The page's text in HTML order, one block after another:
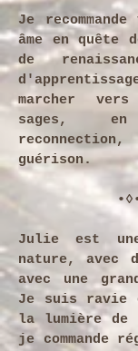
Je
âme en quête
de
marcher
sages,
guérison.
Julie est
nature, avec
avec une
Je suis ravie
la lumière de
je commande